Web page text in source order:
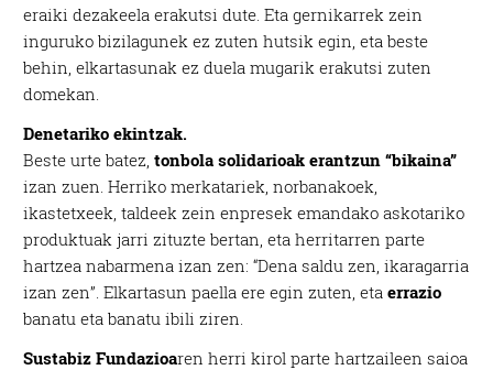
eraiki dezakeela erakutsi dute. Eta gernikarrek zein
inguruko bizilagunek ez zuten hutsik egin, eta beste
behin, elkartasunak ez duela mugarik erakutsi zuten
domekan.
Denetariko ekintzak.
Beste urte batez,tonbola solidarioak erantzun “bikaina”
izan zuen. Herriko merkatariek, norbanakoek,
ikastetxeek, taldeek zein enpresek emandako askotariko
produktuak jarri zituzte bertan, eta herritarren parte
hartzea nabarmena izan zen: “Dena saldu zen, ikaragarria
izan zen”. Elkartasun paella ere egin zuten, eta errazio
banatu eta banatu ibili ziren.
Sustabiz Fundazioaren herri kirol parte hartzaileen saioa